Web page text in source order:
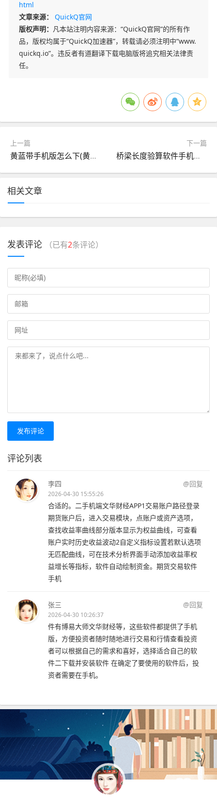
html
文章来源：
QuickQ官网
版权声明： 凡本站注明内容来源：“QuickQ官网”的所有作
品，版权均属于“QuickQ加速器”，转载请必须注明中“www.
quickq.io”。违反者有道翻译下载电脑版将追究相关法律责
任。
上一篇
黄蓝带手机版怎么下(黄蓝带炒股软件手机版)
下一篇
桥梁长度验算软件手机版(桥梁测量的技术,方法,步骤)
相关文章
发表评论 （已有2条评论）
发布评论
评论列表
李四 @回复
2026-04-30 15:55:26
合适的。二手机端文华财经APP1交易账户路径登录
期货账户后，进入交易模块，点账户或资产选项，
查找收益率曲线部分版本显示为权益曲线，可查看
账户实时历史收益波动2自定义指标设置若默认选项
无匹配曲线，可在技术分析界面手动添加收益率权
益增长等指标，软件自动绘制资金。期货交易软件
手机
张三 @回复
2026-04-30 10:26:37
件有博易大师文华财经等，这些软件都提供了手机
版，方便投资者随时随地进行交易和行情查看投资
者可以根据自己的需求和喜好，选择适合自己的软
件二下载并安装软件 在确定了要使用的软件后，投
资者需要在手机。